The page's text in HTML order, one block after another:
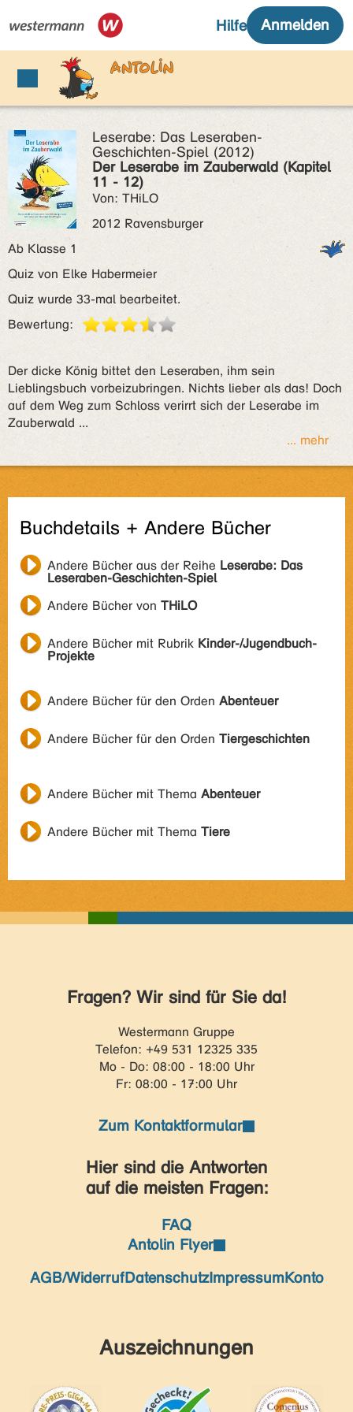
Leserabe: Das Leseraben-
Geschichten-Spiel (2012)
Der Leserabe im Zauberwald (Kapitel
11 - 12)
Von: THiLO
2012 Ravensburger
Ab Klasse 1
Quiz von Elke Habermeier
Quiz wurde 33-mal bearbeitet.
Bewertung:
Der dicke König bittet den Leseraben, ihm sein
Lieblingsbuch vorbeizubringen. Nichts lieber als das! Doch
auf dem Weg zum Schloss verirrt sich der Leserabe im
Zauberwald ...
... mehr
Buchdetails + Andere Bücher
Andere Bücher aus der Reihe Leserabe: Das
Leseraben-Geschichten-Spiel
Andere Bücher von THiLO
Andere Bücher mit Rubrik Kinder-/Jugendbuch-
Projekte
Andere Bücher für den Orden Abenteuer
Andere Bücher für den Orden Tiergeschichten
Andere Bücher mit Thema Abenteuer
Andere Bücher mit Thema Tiere